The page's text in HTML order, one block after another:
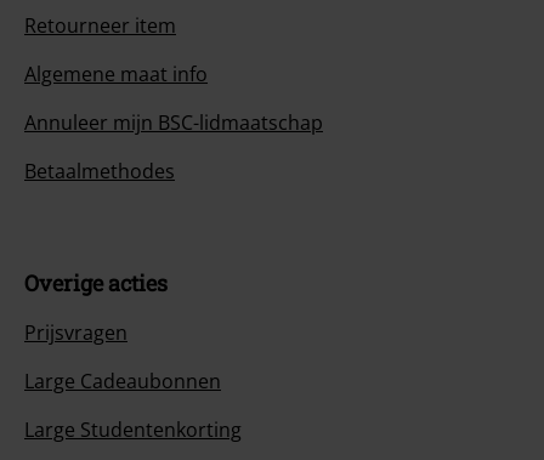
Retourneer item
Algemene maat info
Annuleer mijn BSC-lidmaatschap
Betaalmethodes
Overige acties
Prijsvragen
Large Cadeaubonnen
Large Studentenkorting